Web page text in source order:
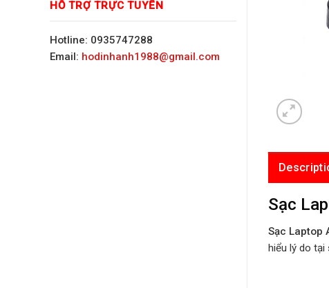
HỖ TRỢ TRỰC TUYẾN
Hotline: 0935747288
Email: hodinhanh1988@gmail.com
Sạc
Sạc Laptop
hiểu lý do